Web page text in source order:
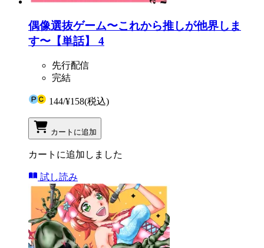
偶像選抜ゲーム〜これから推しが他界しま
す〜【単話】 4
先行配信
完結
144/¥158(税込)
カートに追加
カートに追加しました
試し読み